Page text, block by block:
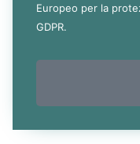
Europeo per la
GDPR.